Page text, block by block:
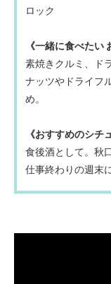
ロック
《一緒に食べたい
素焼きクルミ、ド
ナッツやドライフ
め。
《おすすめのシチ
食後酒として。秋
仕事終わりの週末